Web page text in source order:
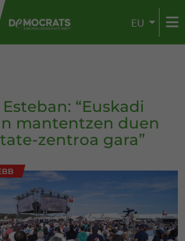
EU
“Euskadi
mantentzen duen
zentroa gara”